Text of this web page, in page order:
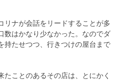
ナが会話をリードすることが多
数はかなり少なかった。なのでダ
持たせつつ、行きつけの屋台まで
ことのあるその店は、とにかく